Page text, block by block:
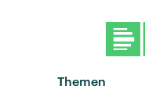
Themen